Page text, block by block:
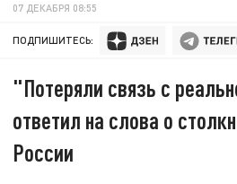
07 ДЕКАБРЯ 08:55
ПОДПИШИТЕСЬ:
"Потеряли связь с
ответил на слова о
России